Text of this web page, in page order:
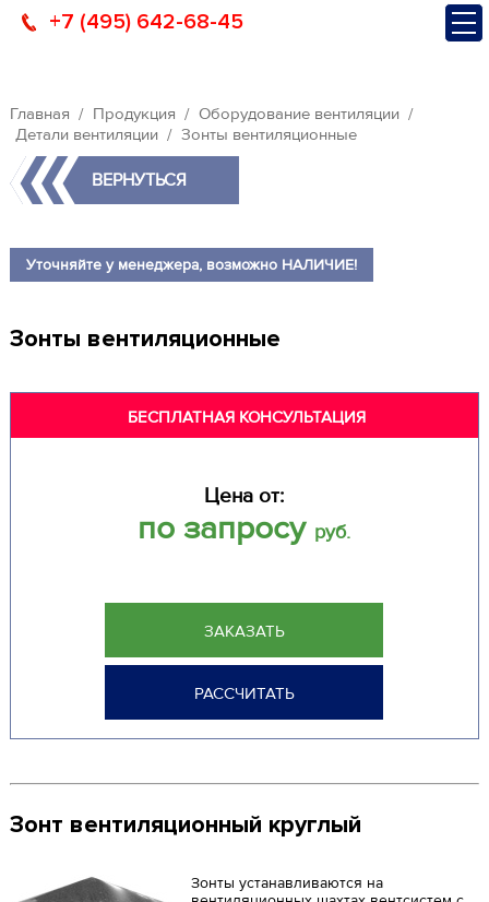
+7 (495) 642-68-45
Главная Продукция
Оборудование вентиляции
Детали вентиляции
Зонты вентиляционные
ВЕРНУТЬСЯ
Уточняйте у менеджера, возможно НАЛИЧИЕ!
Зонты вентиляционные
БЕСПЛАТНАЯ КОНСУЛЬТАЦИЯ
Цена от:
по запросу руб.
ЗАКАЗАТЬ
РАССЧИТАТЬ
Зонт вентиляционный круглый
Зонты устанавливаются на